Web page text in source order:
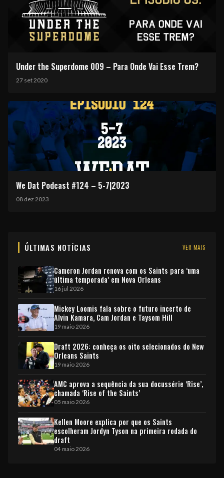
Under the Superdome 009 – Para Onde Vai Esse Trem?
27 set 2020
We Dat Podcast #124 – 5-7|2023
08 dez 2023
ÚLTIMAS NOTÍCIAS VER MAIS
Cameron Jordan renova com os Saints para ‘uma
última temporada’ em Nova Orleans
16 jul 2026
Mickey Loomis fala sobre o futuro incerto de
Alvin Kamara, Cam Jordan e Taysom Hill
19 maio 2026
Draft 2026: conheça os oito selecionados do New
Orleans Saints
19 maio 2026
AMC aprova a sequência da sua docussérie ‘Rise’,
chamada ‘Rise of the Saints’
05 maio 2026
Kellen Moore explica por que os Saints
escolheram Jordyn Tyson na primeira rodada do
draft
04 maio 2026